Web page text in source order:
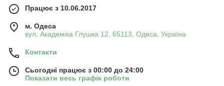
Працює з 10.06.2017
м. Одеса
вул. Академіка Глушка 12, 65113, Одеса, Україна
Контакти
Сьогодні працює з 00:00 до 24:00
Показати весь графік роботи